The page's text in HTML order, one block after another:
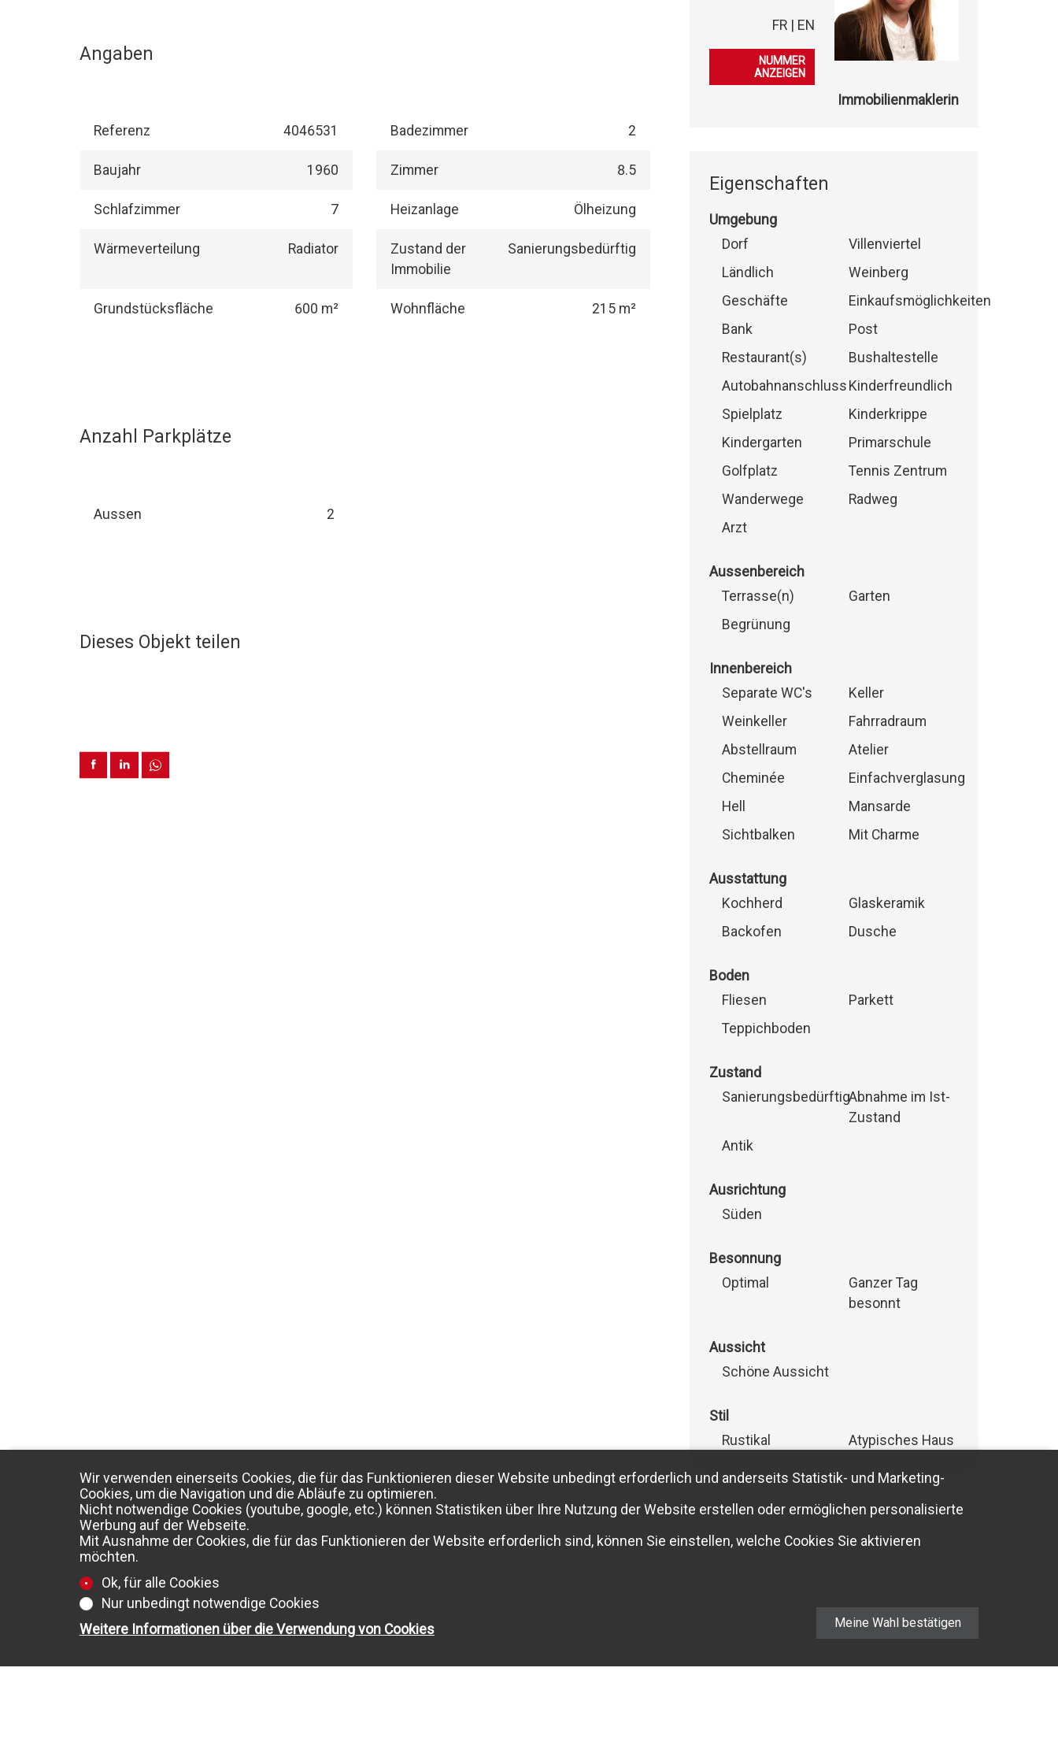
Angaben
Referenz 4046531 Badezimmer 2
Baujahr 1960 Zimmer 8.5
Schlafzimmer 7 Heizanlage Ölheizung
Wärmeverteilung Radiator
Zustand der
Immobilie
Sanierungsbedürftig
Grundstücksfläche 600 m² Wohnfläche 215 m²
Anzahl Parkplätze
Aussen 2
Dieses Objekt teilen
FR | EN
079 406 34 55
NUMMER
ANZEIGEN
Immobilienmaklerin
Eigenschaften
Umgebung
Dorf
Villenviertel
Ländlich
Weinberg
Geschäfte
Einkaufsmöglichkeiten
Bank
Post
Restaurant(s)
Bushaltestelle
Autobahnanschluss Kinderfreundlich
Spielplatz
Kinderkrippe
Kindergarten
Primarschule
Golfplatz
Tennis Zentrum
Wanderwege
Radweg
Arzt
Aussenbereich
Terrasse(n)
Garten
Begrünung
Innenbereich
Separate WC's
Keller
Weinkeller
Fahrradraum
Abstellraum
Atelier
Cheminée
Einfachverglasung
Hell
Mansarde
Sichtbalken
Mit Charme
Ausstattung
Kochherd
Glaskeramik
Backofen
Dusche
Boden
Fliesen
Parkett
Teppichboden
Zustand
SanierungsbedürftigAbnahme im Ist-
Zustand
Antik
Ausrichtung
Süden
Besonnung
Optimal
Ganzer Tag
besonnt
Aussicht
Schöne Aussicht
Stil
Rustikal
Atypisches Haus
Wir verwenden einerseits Cookies, die für das Funktionieren dieser Website unbedingt erforderlich und anderseits Statistik- und Marketing-
Cookies, um die Navigation und die Abläufe zu optimieren.
Nicht notwendige Cookies (youtube, google, etc.) können Statistiken über Ihre Nutzung der Website erstellen oder ermöglichen personalisierte
Werbung auf der Webseite.
Mit Ausnahme der Cookies, die für das Funktionieren der Website erforderlich sind, können Sie einstellen, welche Cookies Sie aktivieren
möchten.
Ok, für alle Cookies
Nur unbedingt notwendige Cookies
Weitere Informationen über die Verwendung von Cookies
Meine Wahl bestätigen